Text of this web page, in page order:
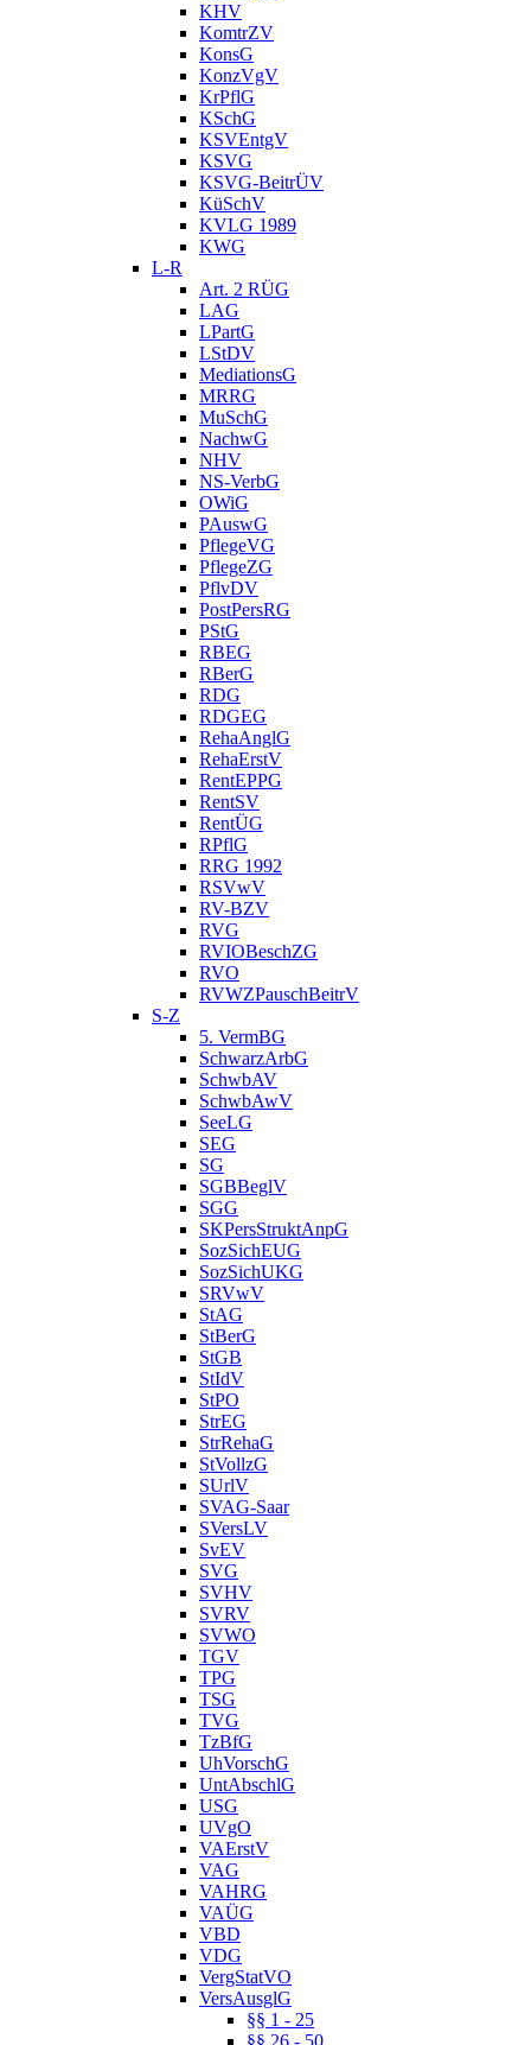
KHV
KomtrZV
KonsG
KonzVgV
KrPflG
KSchG
KSVEntgV
KSVG
KSVG-BeitrÜV
KüSchV
KVLG 1989
KWG
L-R
Art. 2 RÜG
LAG
LPartG
LStDV
MediationsG
MRRG
MuSchG
NachwG
NHV
NS-VerbG
OWiG
PAuswG
PflegeVG
PflegeZG
PflvDV
PostPersRG
PStG
RBEG
RBerG
RDG
RDGEG
RehaAnglG
RehaErstV
RentEPPG
RentSV
RentÜG
RPflG
RRG 1992
RSVwV
RV-BZV
RVG
RVIOBeschZG
RVO
RVWZPauschBeitrV
S-Z
5. VermBG
SchwarzArbG
SchwbAV
SchwbAwV
SeeLG
SEG
SG
SGBBeglV
SGG
SKPersStruktAnpG
SozSichEUG
SozSichUKG
SRVwV
StAG
StBerG
StGB
StIdV
StPO
StrEG
StrRehaG
StVollzG
SUrlV
SVAG-Saar
SVersLV
SvEV
SVG
SVHV
SVRV
SVWO
TGV
TPG
TSG
TVG
TzBfG
UhVorschG
UntAbschlG
USG
UVgO
VAErstV
VAG
VAHRG
VAÜG
VBD
VDG
VergStatVO
VersAusglG
§§ 1 - 25
§§ 26 - 50